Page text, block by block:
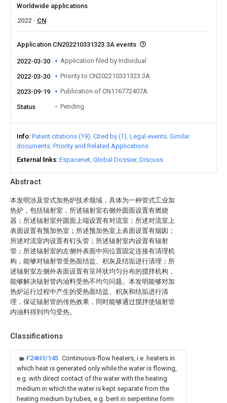
Abstract
本发明涉及管式加热炉技术领域，具体为一种管式工业加
热炉，包括辐射室，所述辐射室右侧外圆面设置有燃烧
器；所述辐射室外圆面上端设置有对流室；所述对流室上
表面设置有预加热室；所述预加热室上表面设置有烟囱；
所述对流室内设置有钉头管；所述辐射室内设置有辐射
管；所述辐射室的左侧外表面中间位置固定连接有清理机
构，能够对辐射管受热面结盐、积灰及结垢进行清理；所
述辐射室左侧外表面设置有呈环状均匀分布的搅拌机构，
能够解决辐射管内油料受热不均匀问题。本发明能够对加
热炉运行过程中产生的受热面结盐、积灰和结垢进行清
理，保证辐射管的传热效果，同时能够通过搅拌使辐射管
内油料得到均匀受热。
Classifications
F24H1/145 Continuous-flow heaters, i.e. heaters in
which heat is generated only while the water is flowing,
e.g. with direct contact of the water with the heating
medium in which the water is kept separate from the
heating medium by tubes, e.g. bent in serpentine form
Worldwide applications
2022
CN
Application CN202210331323.3A events
2022-03-30 Application filed by Individual
2022-03-30 Priority to CN202210331323.3A
2023-09-19 Publication of CN116772407A
Status Pending
Info Patent citations (19) Cited by (1) Legal events Similar
documents Priority and Related Applications
External links Espacenet Global Dossier Discuss